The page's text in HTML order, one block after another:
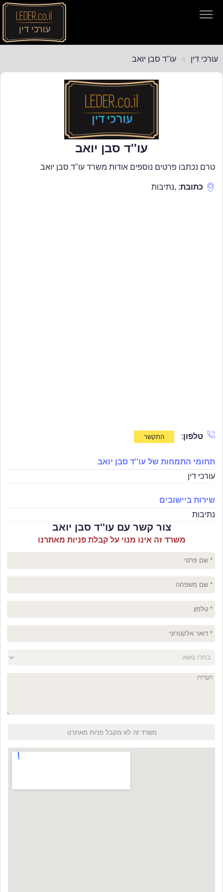
עורכי דין
עורכי דין
עורכי דין עו''ד סבן יואב
עו''ד סבן יואב
טרם נכתבו פרטים נוספים אודות משרד עו''ד סבן יואב
כתובת:
,נתיבות
טלפון:
תחומי התמחות של עו''ד סבן יואב
עורכי דין
שירות ביישובים
נתיבות
צור קשר עם עו''ד סבן יואב
משרד זה אינו מנוי על קבלת פניות מאתרנו